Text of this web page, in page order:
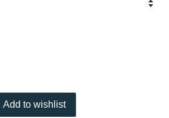
Add to wishlist